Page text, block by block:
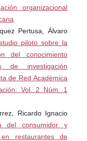
organizacional
Pertusa, Álvaro
piloto sobre la
del conocimiento
de investigación
de Red Académica
Vol. 2 Núm. 1
Ricardo Ignacio
del consumidor y
en restaurantes de